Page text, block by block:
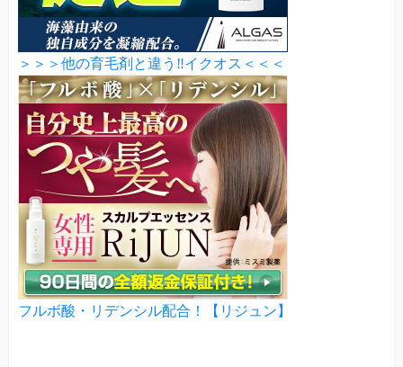
＞＞＞他の育毛剤と違う‼イクオス＜＜＜
フルボ酸・リデンシル配合！【リジュン】